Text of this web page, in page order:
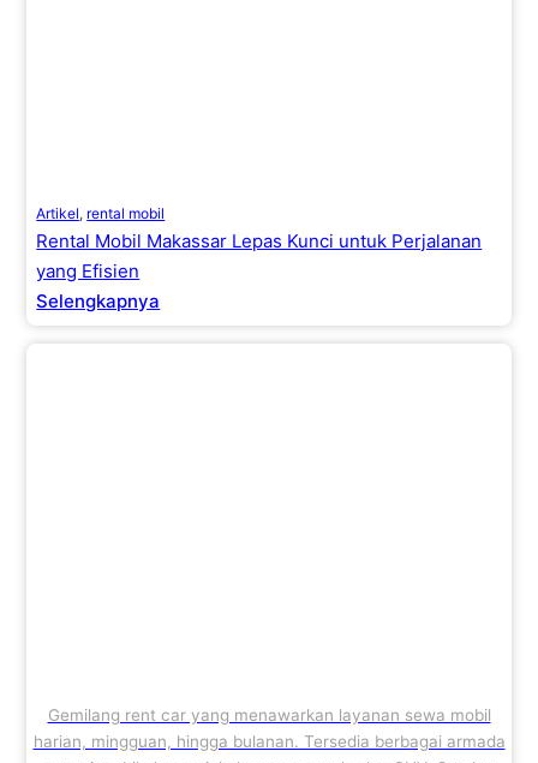
Artikel, rental mobil
Rental Mobil Makassar Lepas Kunci untuk Perjalanan
yang Efisien
Selengkapnya
Gemilang rent car yang menawarkan layanan sewa mobil
harian, mingguan, hingga bulanan. Tersedia berbagai armada